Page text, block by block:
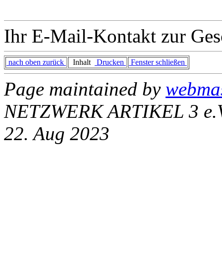
Ihr E-Mail-Kontakt zur
nach oben zurück Inhalt Drucken Fenster schließen
Page maintained by
NETZWERK ARTIKEL 3
22. Aug 2023